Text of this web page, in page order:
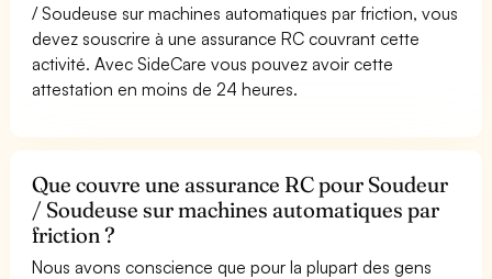
/ Soudeuse sur machines automatiques par friction, vous
devez souscrire à une assurance RC couvrant cette
activité. Avec SideCare vous pouvez avoir cette
attestation en moins de 24 heures.
Que couvre une assurance RC pour Soudeur
/ Soudeuse sur machines automatiques par
friction ?
Nous avons conscience que pour la plupart des gens